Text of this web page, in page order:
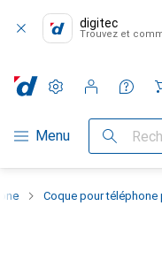
digitec
Trouvez et
Navigation par catégorie
Menu Recherche
Paramètres
Compte client
Listes de
Listes d'envies
Panier
Coque pour téléphone